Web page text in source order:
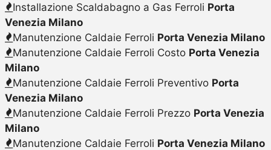
Installazione Scaldabagno a Gas Ferroli Porta
Venezia Milano
Manutenzione Caldaie Ferroli Porta Venezia Milano
Manutenzione Caldaie Ferroli Costo Porta Venezia
Milano
Manutenzione Caldaie Ferroli Preventivo Porta
Venezia Milano
Manutenzione Caldaie Ferroli Prezzo Porta Venezia
Milano
Manutenzione Caldaie Ferroli Porta Venezia Milano